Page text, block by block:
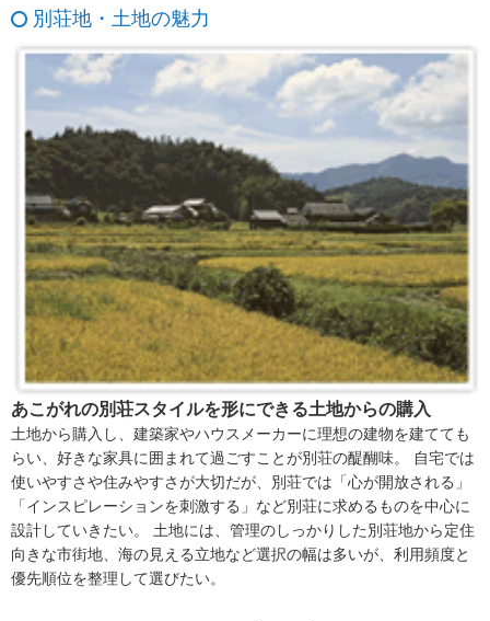
別荘地・土地の魅力
あこがれの別荘スタイルを形にできる土地からの購入
土地から購入し、建築家やハウスメーカーに理想の建物を建てても
らい、好きな家具に囲まれて過ごすことが別荘の醍醐味。 自宅では
使いやすさや住みやすさが大切だが、別荘では「心が開放される」
「インスピレーションを刺激する」など別荘に求めるものを中心に
設計していきたい。 土地には、管理のしっかりした別荘地から定住
向きな市街地、海の見える立地など選択の幅は多いが、利用頻度と
優先順位を整理して選びたい。